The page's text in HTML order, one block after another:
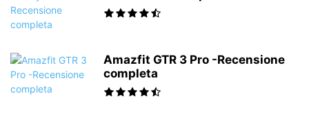
Amazfit GTR 3 Pro -Recensione
completa